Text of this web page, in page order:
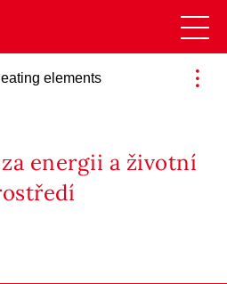
elements
energii a životní